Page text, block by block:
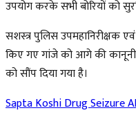
उपयोग करके सभी बोरियों को
सशस्त्र पुलिस उपमहानिरीक्षक
किए गए गांजे को आगे की
को सौंप दिया गया है।
Sapta KoshiDrug Seizure